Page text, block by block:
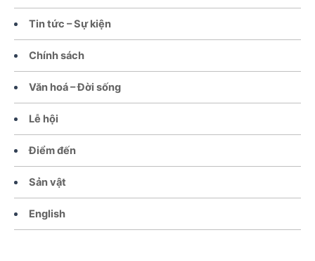
Tin tức – Sự kiện
Chính sách
Văn hoá – Đời sống
Lễ hội
Điểm đến
Sản vật
English